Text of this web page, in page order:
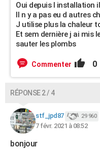
S'inscrire
Se connecter
Lycées
Collèges
Primaires
Universités
Entreprises
Service militaire
Avis de recherche
AVIS DE DÉCÈS
FORUM
Bricolage
Lifestyle
Culture
Sport
Auto
Television
Voyage
Cinema
Oui depuis l installation
Il n y a pas eu d autres
J utilise plus la chaleur
Et sem dernière j ai mis
sauter les plombs
Commenter 0
RÉPONSE 2 / 4
stf_jpd87 29 960
7 févr. 2021 à 08:52
bonjour